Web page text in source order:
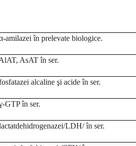
amilazei în prelevate biologice.
AsAT în ser.
alcaline şi acide în ser.
GTP în ser.
LDH/ în ser.